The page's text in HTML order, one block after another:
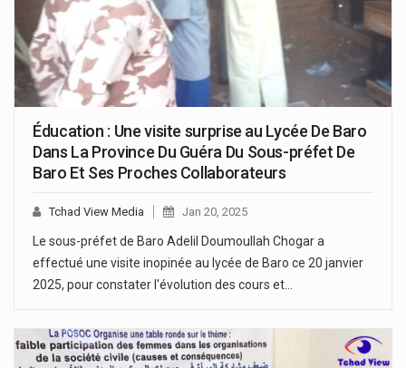
Éducation : Une visite surprise au Lycée De Baro
Dans La Province Du Guéra Du Sous-préfet De
Baro Et Ses Proches Collaborateurs
Tchad View Media Jan 20, 2025
Le sous-préfet de Baro Adelil Doumoullah Chogar a
effectué une visite inopinée au lycée de Baro ce 20 janvier
2025, pour constater l'évolution des cours et…